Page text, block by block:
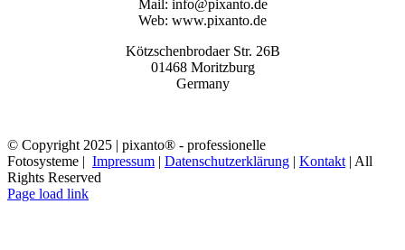
Mail: info@pixanto.de
Web: www.pixanto.de
Kötzschenbrodaer Str. 26B
01468 Moritzburg
Germany
© Copyright 2025 | pixanto® - professionelle
Fotosysteme | Impressum | Datenschutzerklärung | Kontakt | All
Rights Reserved
Page load link